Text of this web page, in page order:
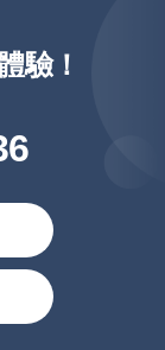
驗！